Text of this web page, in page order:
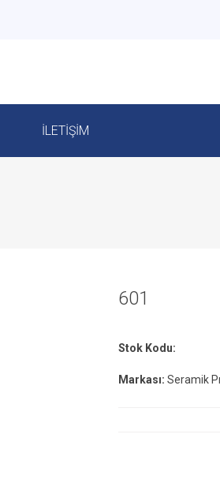
İLETIŞIM
601
Stok Kodu:
Markası: Seramik